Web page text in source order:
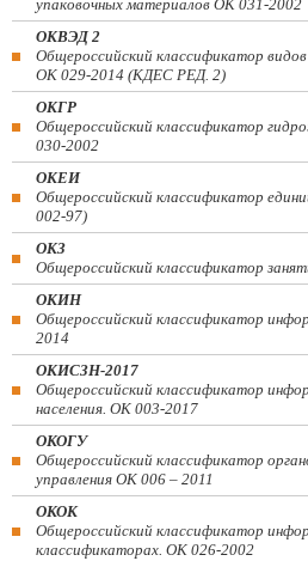
упаковочных материалов ОК 031-2002
ОКВЭД 2
Общероссийский классификатор
ОК 029-2014 (КДЕС РЕД. 2)
ОКГР
Общероссийский классификатор
030-2002
ОКЕИ
Общероссийский классификатор
002-97)
ОКЗ
Общероссийский классификатор
ОКИН
Общероссийский классификатор
2014
ОКИСЗН-2017
Общероссийский классификатор
населения. ОК 003-2017
ОКОГУ
Общероссийский классификатор
управления ОК 006 – 2011
ОКОК
Общероссийский классификатор
классификаторах. ОК 026-2002